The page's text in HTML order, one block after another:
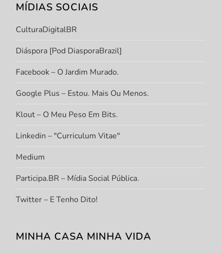
MÍDIAS SOCIAIS
CulturaDigitalBR
Diáspora [Pod DiasporaBrazil]
Facebook – O Jardim Murado.
Google Plus – Estou. Mais Ou Menos.
Klout – O Meu Peso Em Bits.
Linkedin – "Curriculum Vitae"
Medium
Participa.BR – Mídia Social Pública.
Twitter – E Tenho Dito!
MINHA CASA MINHA VIDA